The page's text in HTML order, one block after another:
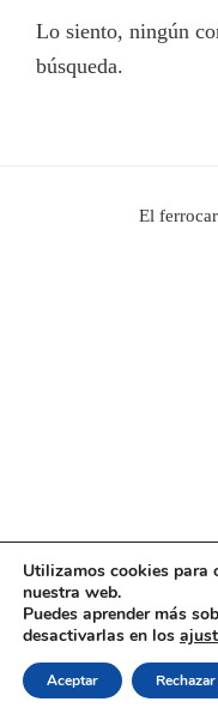
Lo siento, ningún
búsqueda.
El
Utilizamos cookies para
nuestra web.
Puedes aprender más
desactivarlas en los
Aceptar Rechazar